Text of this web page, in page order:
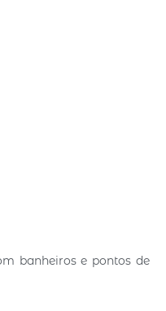
banheiros e pontos de